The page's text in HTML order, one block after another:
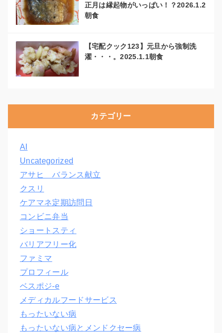
正月は縁起物がいっぱい！？2026.1.2
朝食
【宅配クック123】元旦から強制洗
濯・・・。2025.1.1朝食
カテゴリー
AI
Uncategorized
アサヒ バランス献立
クスリ
ケアマネ定期訪問日
コンビニ弁当
ショートスティ
バリアフリー化
ファミマ
プロフィール
ベスポジ-e
メディカルフードサービス
もったいない病
もったいない病とメンドクセー病